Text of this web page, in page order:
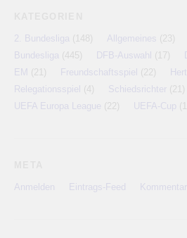
2. Bundesliga (148) Allgemeines (23)
Bundesliga (445) DFB-Auswahl (17)
EM
(21) Freundschaftsspiel (22)
Relegationsspiel (4) Schiedsrichter (21)
UEFA Europa League (22) UEFA-Cup
Anmelden Eintrags-Feed